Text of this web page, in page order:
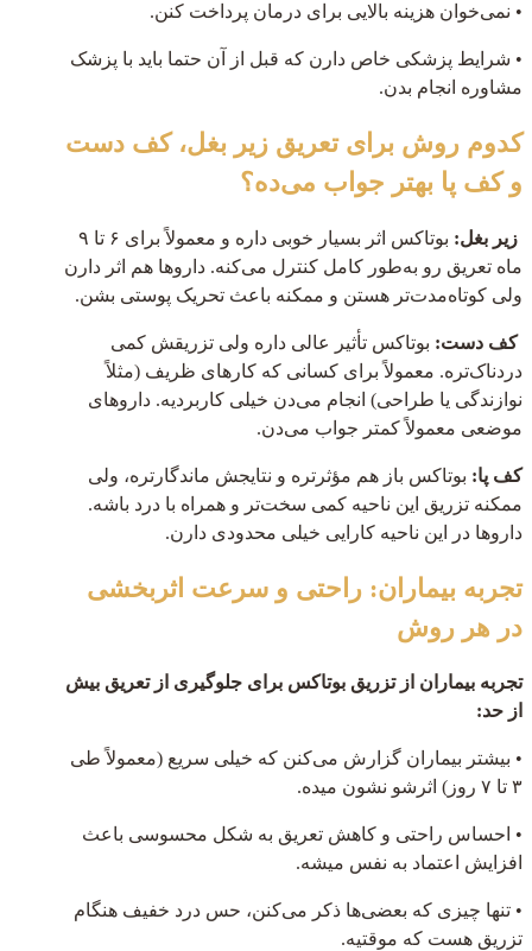
• نمی‌خوان هزینه بالایی برای درمان پرداخت کنن.
• شرایط پزشکی خاص دارن که قبل از آن حتما باید با پزشک
مشاوره انجام بدن.
کدوم روش برای تعریق زیر بغل، کف دست
و کف پا بهتر جواب می‌ده؟
زیر بغل:
بوتاکس اثر بسیار خوبی داره و معمولاً برای ۶ تا ۹
ماه تعریق رو به‌طور کامل کنترل می‌کنه. داروها هم اثر دارن
ولی کوتاه‌مدت‌تر هستن و ممکنه باعث تحریک پوستی بشن.
کف دست: بوتاکس تأثیر عالی داره ولی تزریقش کمی
دردناک‌تره. معمولاً برای کسانی که کارهای ظریف (مثلاً
نوازندگی یا طراحی) انجام می‌دن خیلی کاربردیه. داروهای
موضعی معمولاً کمتر جواب می‌دن.
کف پا: بوتاکس باز هم مؤثرتره و نتایجش ماندگارتره، ولی
ممکنه تزریق این ناحیه کمی سخت‌تر و همراه با درد باشه.
داروها در این ناحیه کارایی خیلی محدودی دارن.
تجربه بیماران: راحتی و سرعت اثربخشی
در هر روش
تجربه بیماران از تزریق بوتاکس برای جلوگیری از تعریق بیش
از حد:
• بیشتر بیماران گزارش می‌کنن که خیلی سریع (معمولاً طی
۳ تا ۷ روز) اثرشو نشون میده.
• احساس راحتی و کاهش تعریق به شکل محسوسی باعث
افزایش اعتماد به نفس میشه.
• تنها چیزی که بعضی‌ها ذکر می‌کنن، حس درد خفیف هنگام
تزریق هست که موقتیه.